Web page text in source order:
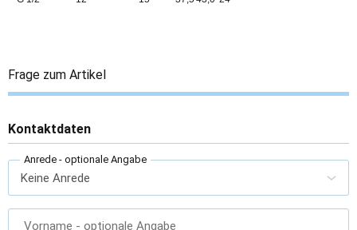
Frage zum Artikel
Kontaktdaten
Anrede - optionale Angabe
Vorname - optionale Angabe